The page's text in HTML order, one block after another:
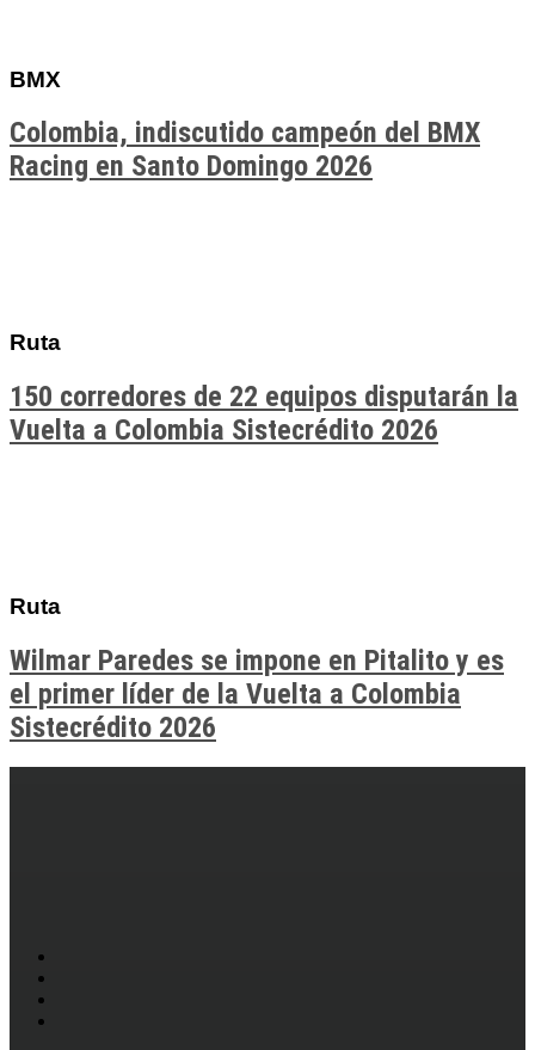
BMX
Colombia, indiscutido campeón del BMX
Racing en Santo Domingo 2026
Ruta
150 corredores de 22 equipos disputarán la
Vuelta a Colombia Sistecrédito 2026
Ruta
Wilmar Paredes se impone en Pitalito y es
el primer líder de la Vuelta a Colombia
Sistecrédito 2026